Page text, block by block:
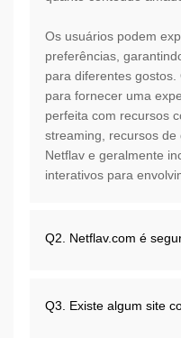
Os usuários podem
preferências,
para diferentes
para fornecer uma
perfeita com recursos
streaming, recursos
Netflav e geralmente
interativos para
Q2. Netflav.com é
Q3. Existe algum site